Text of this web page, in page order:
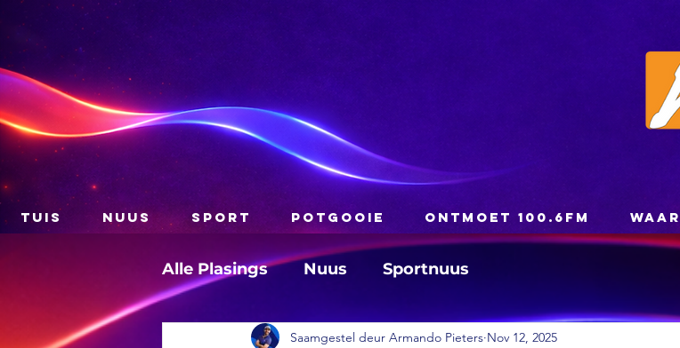
TUIS NUUS SPORT POTGOOIE ONTMOET 100.6FM
Alle Plasings Nuus Sportnuus
Saamgestel deur Armando Pieters Nov 12, 2025